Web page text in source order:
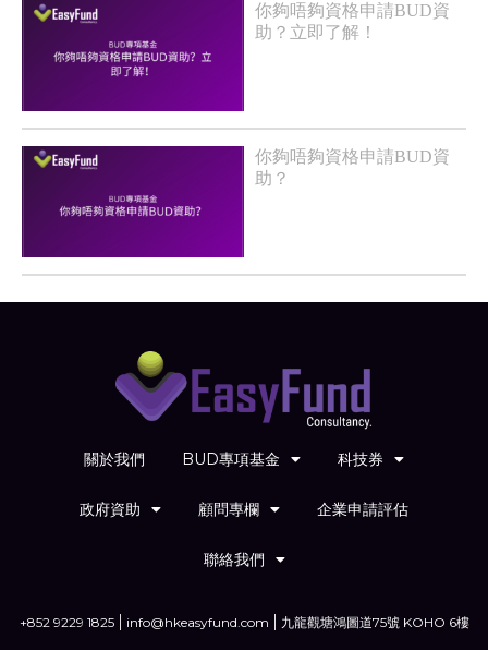
你夠唔夠資格申請BUD資
助？立即了解！
你夠唔夠資格申請BUD資
助？
關於我們 BUD專項基金 科技券
政府資助 顧問專欄 企業申請評估
聯絡我們
+852 9229 1825 info@hkeasyfund.com 九龍觀塘鴻圖道75號 KOHO 6樓